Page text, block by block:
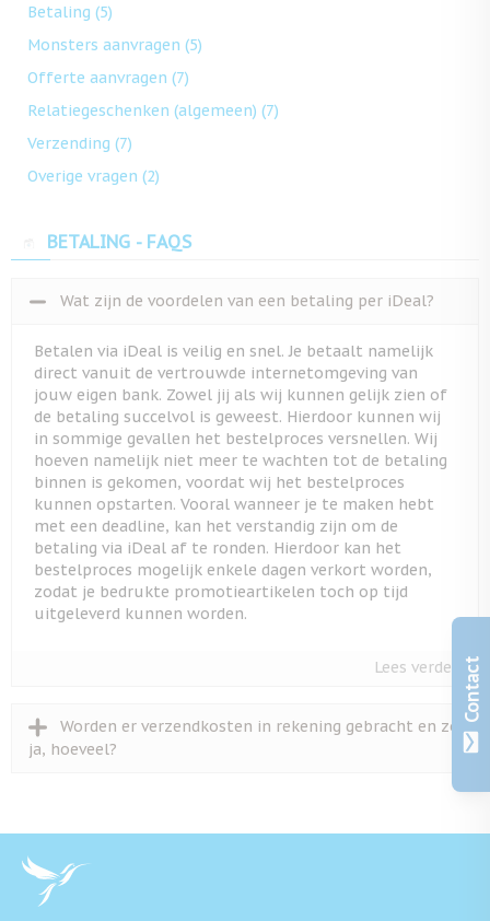
Contact
BETALING - FAQS
Wat zijn de voordelen van een betaling per iDeal?
Betalen via iDeal is veilig en snel. Je betaalt namelijk
direct vanuit de vertrouwde internetomgeving van
jouw eigen bank. Zowel jij als wij kunnen gelijk zien of
de betaling succelvol is geweest. Hierdoor kunnen wij
in sommige gevallen het bestelproces versnellen. Wij
hoeven namelijk niet meer te wachten tot de betaling
binnen is gekomen, voordat wij het bestelproces
kunnen opstarten. Vooral wanneer je te maken hebt
met een deadline, kan het verstandig zijn om de
betaling via iDeal af te ronden. Hierdoor kan het
bestelproces mogelijk enkele dagen verkort worden,
zodat je bedrukte promotieartikelen toch op tijd
uitgeleverd kunnen worden.
Lees verder
Worden er verzendkosten in rekening gebracht en zo
ja, hoeveel?
Betaling (5)
Monsters aanvragen (5)
Offerte aanvragen (7)
Relatiegeschenken (algemeen) (7)
Verzending (7)
Overige vragen (2)